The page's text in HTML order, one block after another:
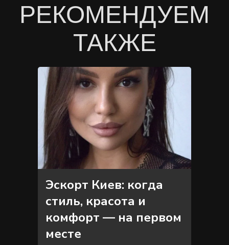
РЕКОМЕНДУЕМ
ТАКЖЕ
Эскорт Киев: когда
стиль, красота и
комфорт — на первом
месте